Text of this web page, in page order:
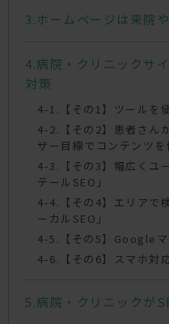
ホームページは来院
病院・クリニックサ
対策
【その1】ツールを
【その2】患者さん
ザー目線でコンテンツを
【その3】幅広く
テールSEO」
【その4】エリアで
ーカルSEO」
【その5】Google
【その6】スマホ対
病院・クリニックが